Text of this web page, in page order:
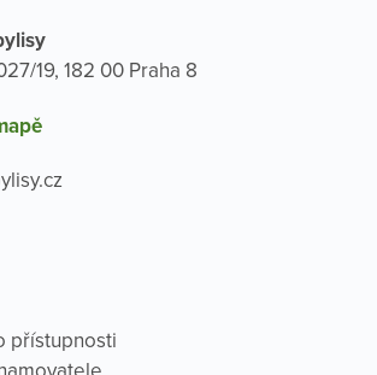
19, 182 00 Praha 8
přístupnosti